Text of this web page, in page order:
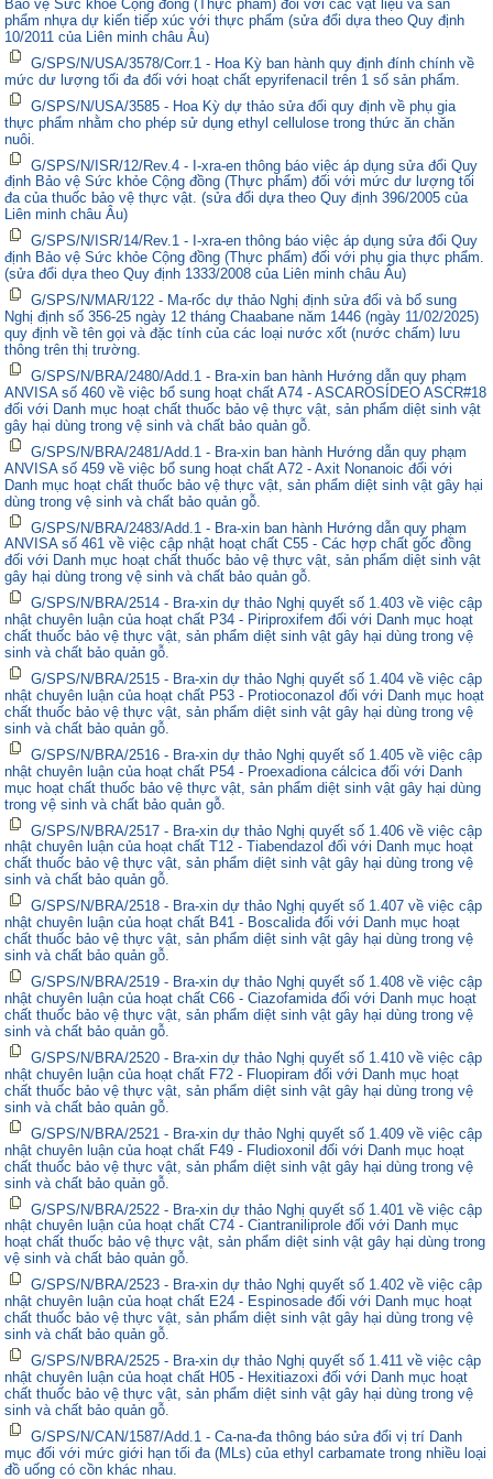
Bảo vệ Sức khỏe Cộng đồng (Thực phẩm) đối với các vật liệu và sản
phẩm nhựa dự kiến tiếp xúc với thực phẩm (sửa đổi dựa theo Quy định
10/2011 của Liên minh châu Âu)
G/SPS/N/USA/3578/Corr.1 - Hoa Kỳ ban hành quy định đính chính về
mức dư lượng tối đa đối với hoạt chất epyrifenacil trên 1 số sản phẩm.
G/SPS/N/USA/3585 - Hoa Kỳ dự thảo sửa đổi quy định về phụ gia
thực phẩm nhằm cho phép sử dụng ethyl cellulose trong thức ăn chăn
nuôi.
G/SPS/N/ISR/12/Rev.4 - I-xra-en thông báo việc áp dụng sửa đổi Quy
định Bảo vệ Sức khỏe Cộng đồng (Thực phẩm) đối với mức dư lượng tối
đa của thuốc bảo vệ thực vật. (sửa đổi dựa theo Quy định 396/2005 của
Liên minh châu Âu)
G/SPS/N/ISR/14/Rev.1 - I-xra-en thông báo việc áp dụng sửa đổi Quy
định Bảo vệ Sức khỏe Cộng đồng (Thực phẩm) đối với phụ gia thực phẩm.
(sửa đổi dựa theo Quy định 1333/2008 của Liên minh châu Âu)
G/SPS/N/MAR/122 - Ma-rốc dự thảo Nghị định sửa đổi và bổ sung
Nghị định số 356-25 ngày 12 tháng Chaabane năm 1446 (ngày 11/02/2025)
quy định về tên gọi và đặc tính của các loại nước xốt (nước chấm) lưu
thông trên thị trường.
G/SPS/N/BRA/2480/Add.1 - Bra-xin ban hành Hướng dẫn quy phạm
ANVISA số 460 về việc bổ sung hoạt chất A74 - ASCAROSÍDEO ASCR#18
đối với Danh mục hoạt chất thuốc bảo vệ thực vật, sản phẩm diệt sinh vật
gây hại dùng trong vệ sinh và chất bảo quản gỗ.
G/SPS/N/BRA/2481/Add.1 - Bra-xin ban hành Hướng dẫn quy phạm
ANVISA số 459 về việc bổ sung hoạt chất A72 - Axit Nonanoic đối với
Danh mục hoạt chất thuốc bảo vệ thực vật, sản phẩm diệt sinh vật gây hại
dùng trong vệ sinh và chất bảo quản gỗ.
G/SPS/N/BRA/2483/Add.1 - Bra-xin ban hành Hướng dẫn quy phạm
ANVISA số 461 về việc cập nhật hoạt chất C55 - Các hợp chất gốc đồng
đối với Danh mục hoạt chất thuốc bảo vệ thực vật, sản phẩm diệt sinh vật
gây hại dùng trong vệ sinh và chất bảo quản gỗ.
G/SPS/N/BRA/2514 - Bra-xin dự thảo Nghị quyết số 1.403 về việc cập
nhật chuyên luận của hoạt chất P34 - Piriproxifem đối với Danh mục hoạt
chất thuốc bảo vệ thực vật, sản phẩm diệt sinh vật gây hại dùng trong vệ
sinh và chất bảo quản gỗ.
G/SPS/N/BRA/2515 - Bra-xin dự thảo Nghị quyết số 1.404 về việc cập
nhật chuyên luận của hoạt chất P53 - Protioconazol đối với Danh mục hoạt
chất thuốc bảo vệ thực vật, sản phẩm diệt sinh vật gây hại dùng trong vệ
sinh và chất bảo quản gỗ.
G/SPS/N/BRA/2516 - Bra-xin dự thảo Nghị quyết số 1.405 về việc cập
nhật chuyên luận của hoạt chất P54 - Proexadiona cálcica đối với Danh
mục hoạt chất thuốc bảo vệ thực vật, sản phẩm diệt sinh vật gây hại dùng
trong vệ sinh và chất bảo quản gỗ.
G/SPS/N/BRA/2517 - Bra-xin dự thảo Nghị quyết số 1.406 về việc cập
nhật chuyên luận của hoạt chất T12 - Tiabendazol đối với Danh mục hoạt
chất thuốc bảo vệ thực vật, sản phẩm diệt sinh vật gây hại dùng trong vệ
sinh và chất bảo quản gỗ.
G/SPS/N/BRA/2518 - Bra-xin dự thảo Nghị quyết số 1.407 về việc cập
nhật chuyên luận của hoạt chất B41 - Boscalida đối với Danh mục hoạt
chất thuốc bảo vệ thực vật, sản phẩm diệt sinh vật gây hại dùng trong vệ
sinh và chất bảo quản gỗ.
G/SPS/N/BRA/2519 - Bra-xin dự thảo Nghị quyết số 1.408 về việc cập
nhật chuyên luận của hoạt chất C66 - Ciazofamida đối với Danh mục hoạt
chất thuốc bảo vệ thực vật, sản phẩm diệt sinh vật gây hại dùng trong vệ
sinh và chất bảo quản gỗ.
G/SPS/N/BRA/2520 - Bra-xin dự thảo Nghị quyết số 1.410 về việc cập
nhật chuyên luận của hoạt chất F72 - Fluopiram đối với Danh mục hoạt
chất thuốc bảo vệ thực vật, sản phẩm diệt sinh vật gây hại dùng trong vệ
sinh và chất bảo quản gỗ.
G/SPS/N/BRA/2521 - Bra-xin dự thảo Nghị quyết số 1.409 về việc cập
nhật chuyên luận của hoạt chất F49 - Fludioxonil đối với Danh mục hoạt
chất thuốc bảo vệ thực vật, sản phẩm diệt sinh vật gây hại dùng trong vệ
sinh và chất bảo quản gỗ.
G/SPS/N/BRA/2522 - Bra-xin dự thảo Nghị quyết số 1.401 về việc cập
nhật chuyên luận của hoạt chất C74 - Ciantraniliprole đối với Danh mục
hoạt chất thuốc bảo vệ thực vật, sản phẩm diệt sinh vật gây hại dùng trong
vệ sinh và chất bảo quản gỗ.
G/SPS/N/BRA/2523 - Bra-xin dự thảo Nghị quyết số 1.402 về việc cập
nhật chuyên luận của hoạt chất E24 - Espinosade đối với Danh mục hoạt
chất thuốc bảo vệ thực vật, sản phẩm diệt sinh vật gây hại dùng trong vệ
sinh và chất bảo quản gỗ.
G/SPS/N/BRA/2525 - Bra-xin dự thảo Nghị quyết số 1.411 về việc cập
nhật chuyên luận của hoạt chất H05 - Hexitiazoxi đối với Danh mục hoạt
chất thuốc bảo vệ thực vật, sản phẩm diệt sinh vật gây hại dùng trong vệ
sinh và chất bảo quản gỗ.
G/SPS/N/CAN/1587/Add.1 - Ca-na-đa thông báo sửa đổi vị trí Danh
mục đối với mức giới hạn tối đa (MLs) của ethyl carbamate trong nhiều loại
đồ uống có cồn khác nhau.